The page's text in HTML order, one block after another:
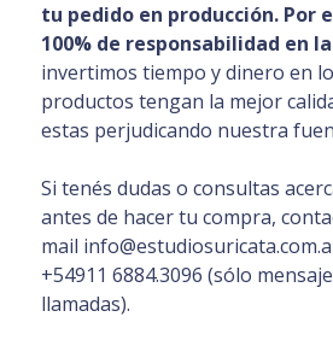
tu pedido en producción. Por
100% de responsabilidad en
invertimos tiempo y dinero en
productos tengan la mejor
estas perjudicando nuestra
Si tenés dudas o consultas
antes de hacer tu compra,
mail
+54911 6884.3096 (sólo
llamadas).